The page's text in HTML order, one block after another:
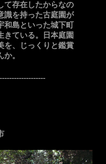
存在したからなの
識を持った古庭園が
和島といった城下町
きている。日本庭園
を、じっくりと鑑賞
。